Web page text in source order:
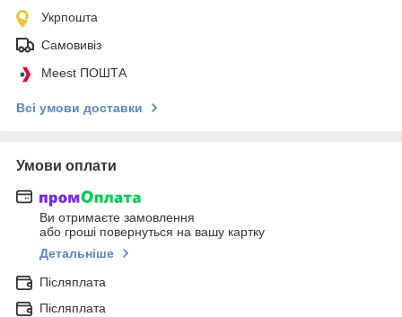
Укрпошта
Самовивіз
Meest ПОШТА
Всі умови доставки
Умови оплати
Ви отримаєте замовлення
або гроші повернуться на вашу картку
Детальніше
Післяплата
Післяплата